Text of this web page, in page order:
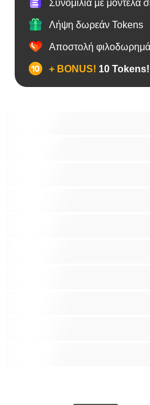
Συνομιλία με μοντέλα
Λήψη δωρεάν Tokens
Αποστολή
+ BONUS! 10 Tokens!